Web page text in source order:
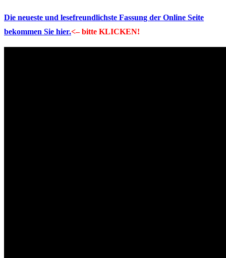
Die neueste und lesefreundlichste Fassung der Online Seite
bekommen Sie hier.<– bitte KLICKEN!